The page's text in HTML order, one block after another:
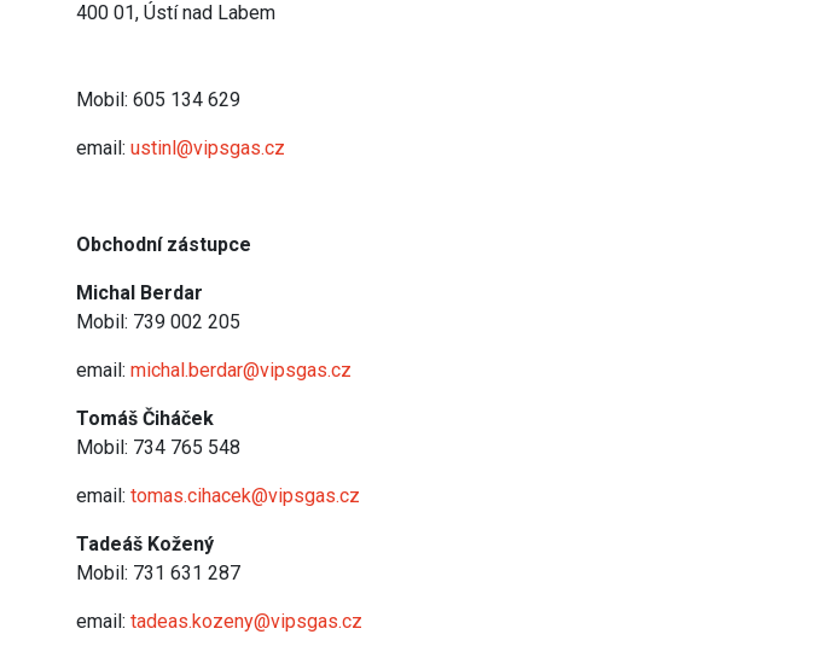
400 01, Ústí nad Labem
Mobil: 605 134 629
email: ustinl@vipsgas.cz
Obchodní zástupce
Michal Berdar
Mobil: 739 002 205
email: michal.berdar@vipsgas.cz
Tomáš Čiháček
Mobil: 734 765 548
email: tomas.cihacek@vipsgas.cz
Tadeáš Kožený
Mobil: 731 631 287
email: tadeas.kozeny@vipsgas.cz